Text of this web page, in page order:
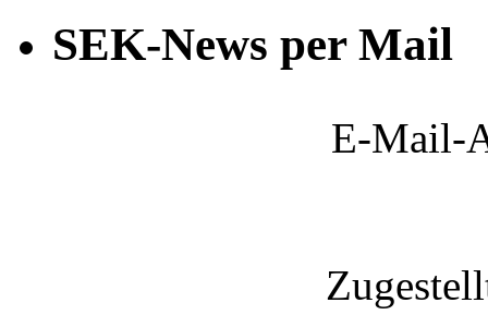
SEK-News per Mail
E-Mail-